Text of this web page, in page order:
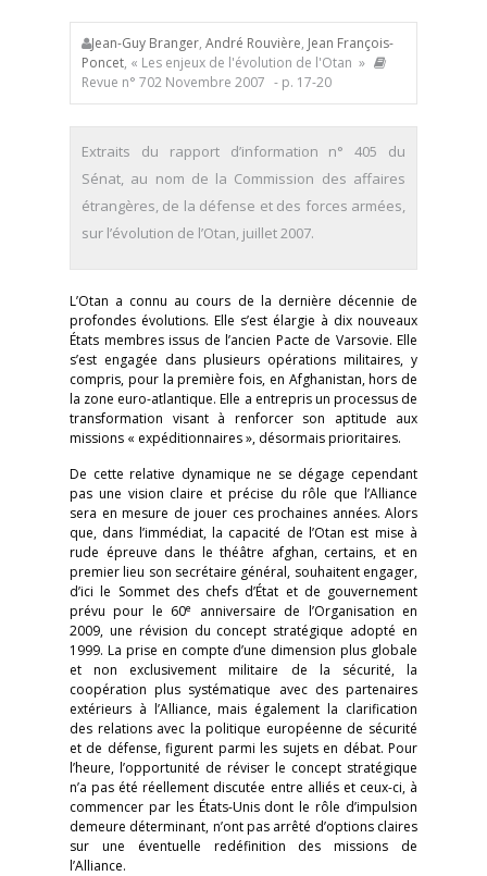
Jean-Guy Branger, André Rouvière, Jean François-
Poncet, « Les enjeux de l'évolution de l'Otan »
Revue n° 702 Novembre 2007 - p. 17-20
Extraits du rapport d’information n° 405 du
Sénat, au nom de la Commission des affaires
étrangères, de la défense et des forces armées,
sur l’évolution de l’Otan, juillet 2007.
L’Otan a connu au cours de la dernière décennie de
profondes évolutions. Elle s’est élargie à dix nouveaux
États membres issus de l’ancien Pacte de Varsovie. Elle
s’est engagée dans plusieurs opérations militaires, y
compris, pour la première fois, en Afghanistan, hors de
la zone euro-atlantique. Elle a entrepris un processus de
transformation visant à renforcer son aptitude aux
missions « expéditionnaires », désormais prioritaires.
De cette relative dynamique ne se dégage cependant
pas une vision claire et précise du rôle que l’Alliance
sera en mesure de jouer ces prochaines années. Alors
que, dans l’immédiat, la capacité de l’Otan est mise à
rude épreuve dans le théâtre afghan, certains, et en
premier lieu son secrétaire général, souhaitent engager,
d’ici le Sommet des chefs d’État et de gouvernement
prévu pour le 60e
anniversaire de l’Organisation en
2009, une révision du concept stratégique adopté en
1999. La prise en compte d’une dimension plus globale
et non exclusivement militaire de la sécurité, la
coopération plus systématique avec des partenaires
extérieurs à l’Alliance, mais également la clarification
des relations avec la politique européenne de sécurité
et de défense, figurent parmi les sujets en débat. Pour
l’heure, l’opportunité de réviser le concept stratégique
n’a pas été réellement discutée entre alliés et ceux-ci, à
commencer par les États-Unis dont le rôle d’impulsion
demeure déterminant, n’ont pas arrêté d’options claires
sur une éventuelle redéfinition des missions de
l’Alliance.